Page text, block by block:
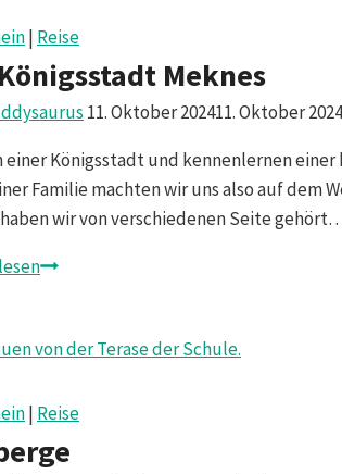
| Reise
Meknes
11. Oktober 202411. Oktober 2024
einer Königsstadt und kennenlernen
Familie machten wir uns also auf dem
wir von verschiedenen Seite
Die
| Reise